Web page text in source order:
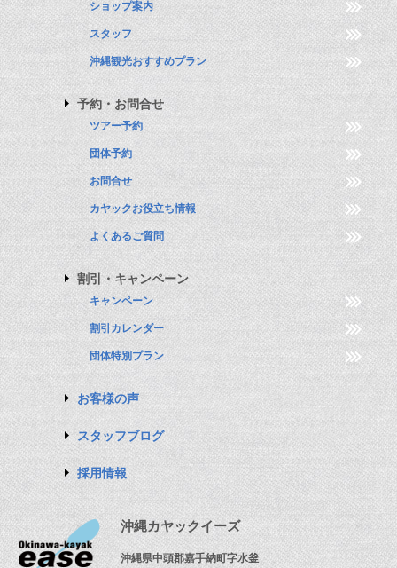
ショップ案内
スタッフ
沖縄観光おすすめプラン
予約・お問合せ
ツアー予約
団体予約
お問合せ
カヤックお役立ち情報
よくあるご質問
割引・キャンペーン
キャンペーン
割引カレンダー
団体特別プラン
お客様の声
スタッフブログ
採用情報
沖縄カヤックイーズ
沖縄県中頭郡嘉手納町字水釜